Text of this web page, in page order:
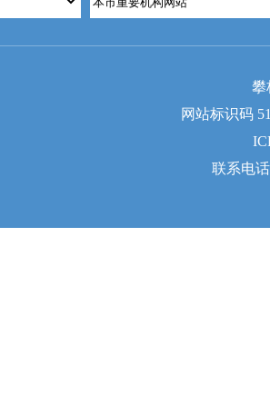
攀
网站标识码
联系电